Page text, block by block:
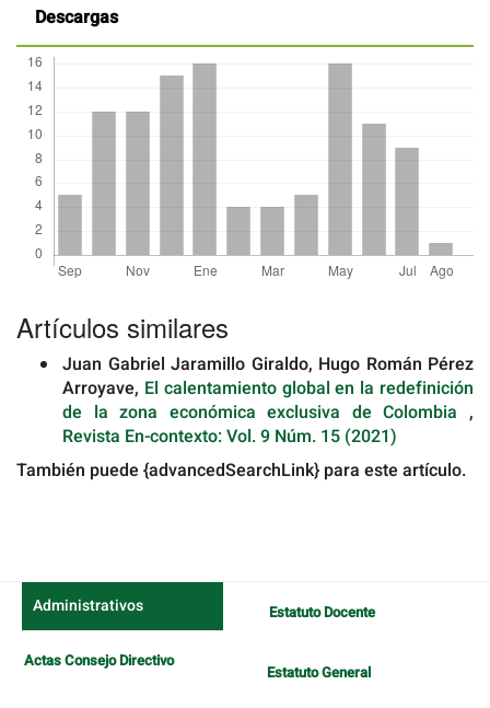
Descargas
del
artículo
Artículos similares
Juan Gabriel Jaramillo Giraldo, Hugo Román Pérez
Arroyave, El calentamiento global en la redefinición
de la zona económica exclusiva de Colombia ,
Revista En-contexto: Vol. 9 Núm. 15 (2021)
También puede {advancedSearchLink} para este artículo.
Administrativos
Actas Consejo Directivo
Estatuto Docente
Estatuto General